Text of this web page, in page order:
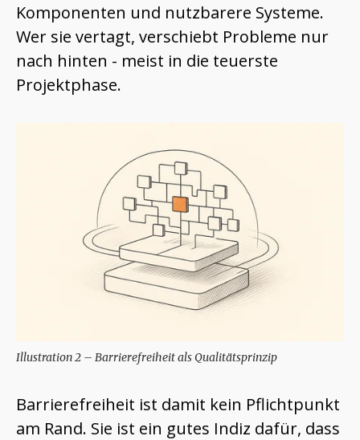
Komponenten und nutzbarere Systeme.
Wer sie vertagt, verschiebt Probleme nur
nach hinten - meist in die teuerste
Projektphase.
Illustration 2 – Barrierefreiheit als Qualitätsprinzip
Barrierefreiheit ist damit kein Pflichtpunkt
am Rand. Sie ist ein gutes Indiz dafür, dass